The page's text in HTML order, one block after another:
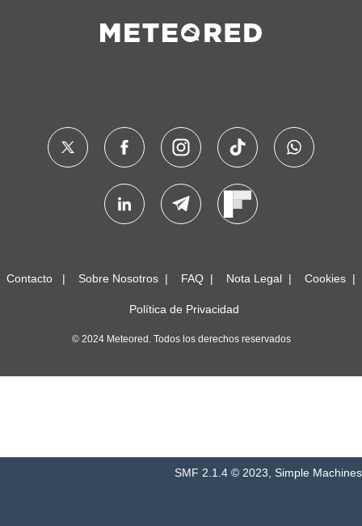
Contacto Sobre Nosotros FAQ Nota Legal Cookies
Política de Privacidad
© 2024 Meteored. Todos los derechos reservados
SMF 2.1.4 © 2023 Simple Machines